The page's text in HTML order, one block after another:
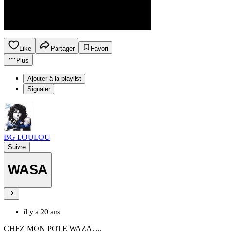
Like Partager
Favori
Plus
Ajouter à la playlist
Signaler
BG LOULOU
Suivre
WASA
il y a 20 ans
CHEZ MON POTE WAZA.....